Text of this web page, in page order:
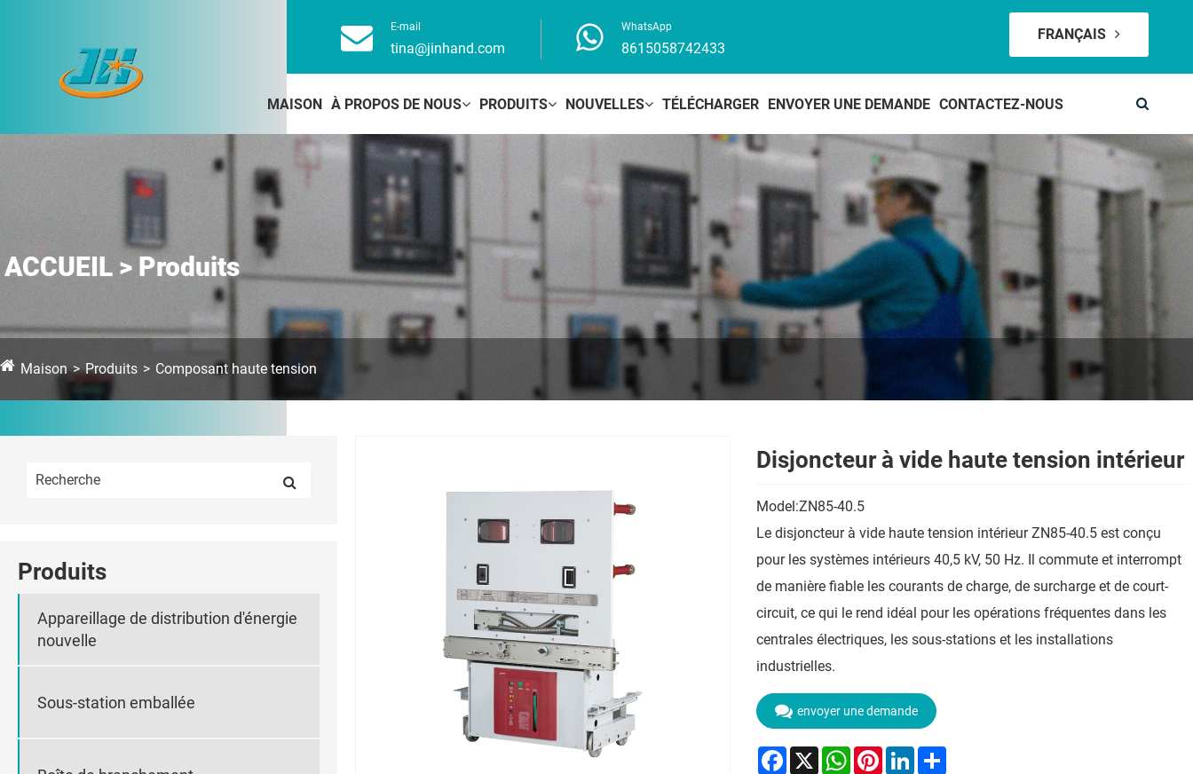
E-mail
tina@jinhand.com
WhatsApp
8615058742433
FRANÇAIS
MAISON À PROPOS DE NOUS PRODUITS NOUVELLES TÉLÉCHARGER ENVOYER UNE DEMANDE CONTACTEZ-NOUS
ACCUEIL > Produits
Maison Produits Composant haute tension
Produits
Appareillage de distribution d'énergie
nouvelle
Sous-station emballée
Disjoncteur à vide haute tension intérieur
Model:ZN85-40.5
Le disjoncteur à vide haute tension intérieur ZN85-40.5 est conçu
pour les systèmes intérieurs 40,5 kV, 50 Hz. Il commute et interrompt
de manière fiable les courants de charge, de surcharge et de court-
circuit, ce qui le rend idéal pour les opérations fréquentes dans les
centrales électriques, les sous-stations et les installations
industrielles.
envoyer une demande
Facebook
X WhatsApp
PinterestLinkedInShare